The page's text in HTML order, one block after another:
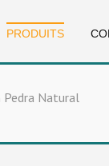
PRODUITS